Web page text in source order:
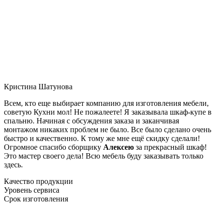
Кристина Шатунова
Всем, кто еще выбирает компанию для изготовления мебели,
советую Кухни мол! Не пожалеете! Я заказывала шкаф-купе в
спальню. Начиная с обсуждения заказа и заканчивая
монтажом никаких проблем не было. Все было сделано очень
быстро и качественно. К тому же мне ещё скидку сделали!
Огромное спасибо сборщику Алексею за прекрасный шкаф!
Это мастер своего дела! Всю мебель буду заказывать только
здесь.
Качество продукции
Уровень сервиса
Срок изготовления